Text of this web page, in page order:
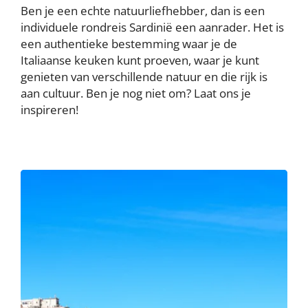
Ben je een echte natuurliefhebber, dan is een
individuele rondreis Sardinië een aanrader. Het is
een authentieke bestemming waar je de
Italiaanse keuken kunt proeven, waar je kunt
genieten van verschillende natuur en die rijk is
aan cultuur. Ben je nog niet om? Laat ons je
inspireren!
Image
Image